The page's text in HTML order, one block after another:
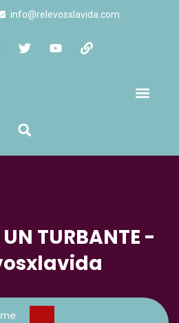
info@relevosxlavida.com
TURBANTE -